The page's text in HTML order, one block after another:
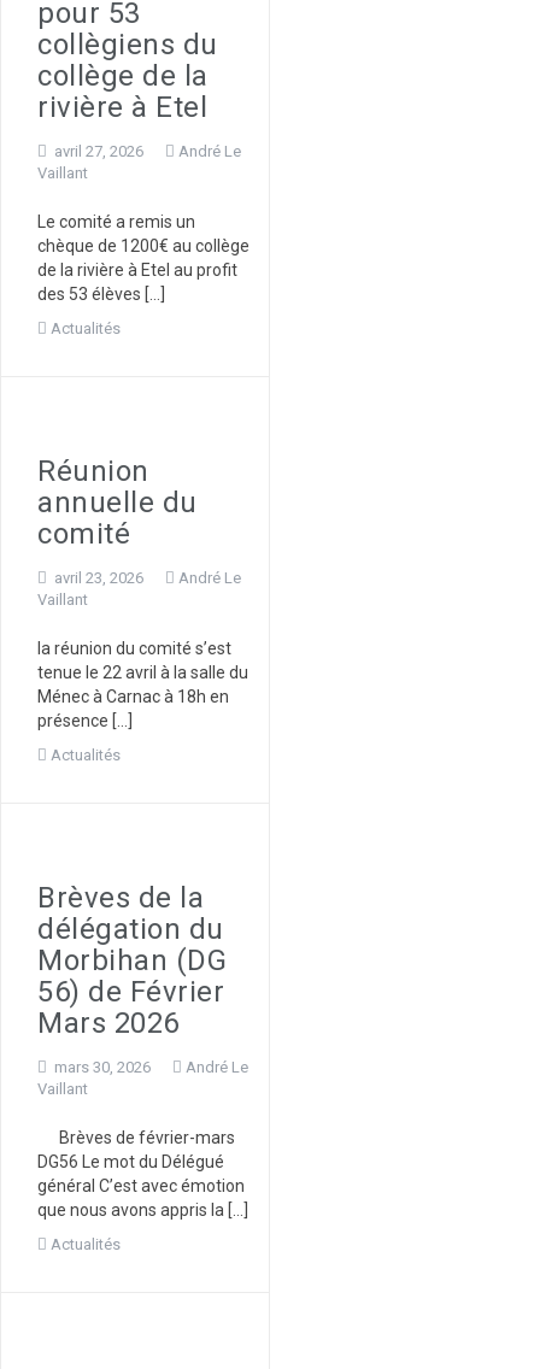
pour 53
collègiens du
collège de la
rivière à Etel
avril 27, 2026
André Le
Vaillant
Le comité a remis un
chèque de 1200€ au collège
de la rivière à Etel au profit
des 53 élèves […]
Actualités
Réunion
annuelle du
comité
avril 23, 2026
André Le
Vaillant
la réunion du comité s’est
tenue le 22 avril à la salle du
Ménec à Carnac à 18h en
présence […]
Actualités
Brèves de la
délégation du
Morbihan (DG
56) de Février
Mars 2026
mars 30, 2026
André Le
Vaillant
Brèves de février-mars
DG56 Le mot du Délégué
général C’est avec émotion
que nous avons appris la […]
Actualités